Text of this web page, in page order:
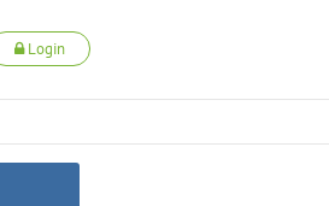
Login